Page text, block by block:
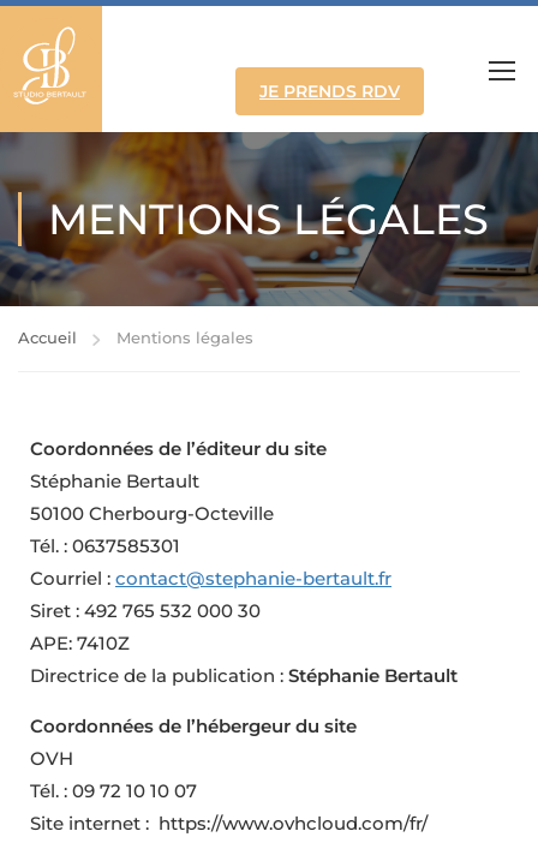
JE PRENDS RDV
MENTIONS LÉGALES
Accueil Mentions légales
Coordonnées de l’éditeur du site
Stéphanie Bertault
50100 Cherbourg-Octeville
Tél. : 0637585301
Courriel : contact@stephanie-bertault.fr
Siret : 492 765 532 000 30
APE: 7410Z
Directrice de la publication : Stéphanie Bertault
Coordonnées de l’hébergeur du site
OVH
Tél. : 09 72 10 10 07
Site internet : https://www.ovhcloud.com/fr/